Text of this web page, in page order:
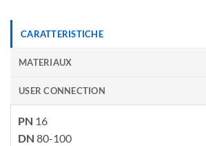
CARATTERISTICHE
MATERIAUX
USER CONNECTION
PN 16
DN 80-100